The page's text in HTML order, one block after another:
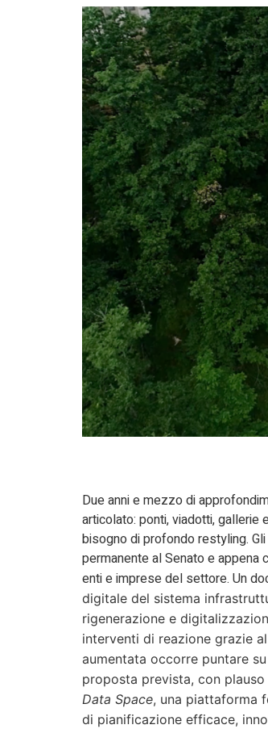
Due anni e mezzo di
articolato: ponti, viadotti, gallerie
bisogno di profondo restyling.
permanente al Senato e
enti e imprese del settore. Un
digitale del sistema
rigenerazione e
interventi di reazione grazie
aumentata occorre puntare su
proposta prevista, con
Data Space, una piattaforma
di pianificazione efficace,